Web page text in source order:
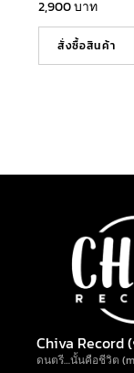
2,900บาท
สั่งซื้อสินค้า
Chiva Record
ดนตรี…นั้นคือชีวิต